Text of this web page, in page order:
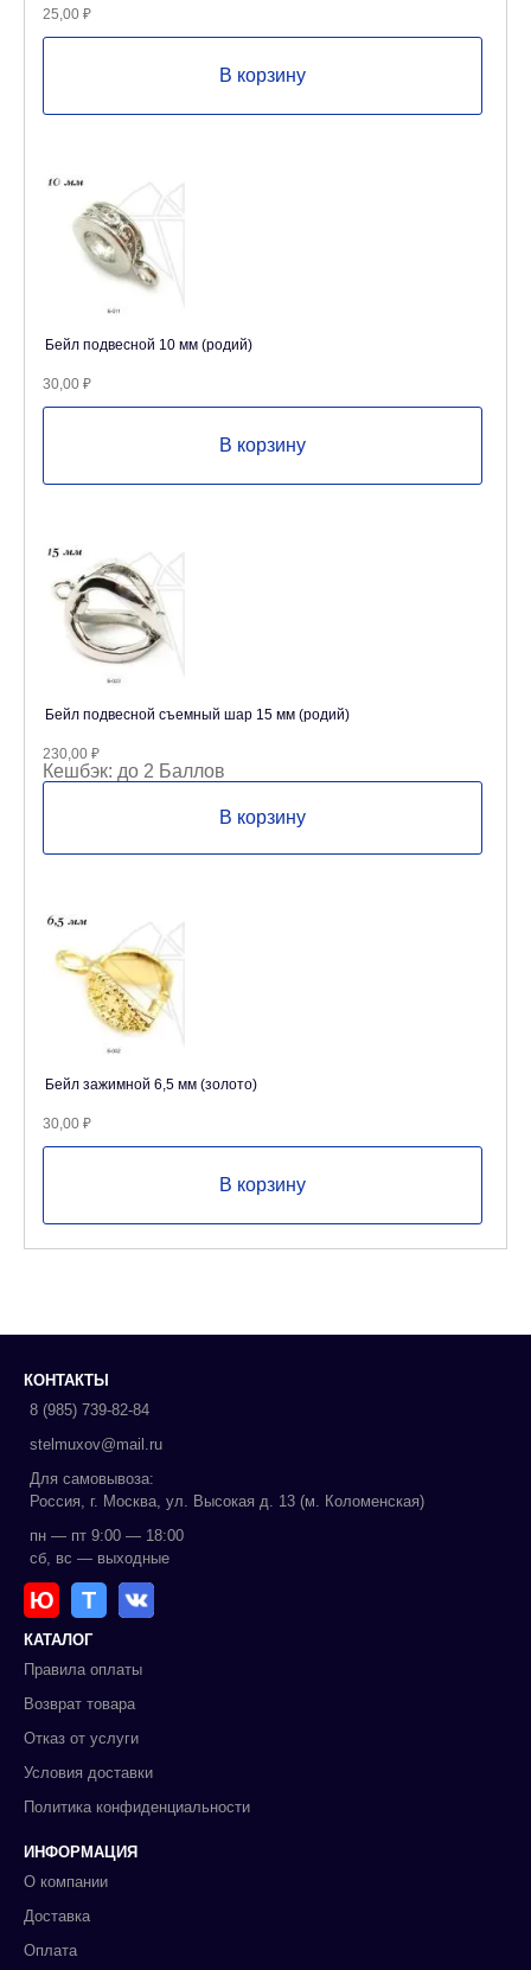
25,00 ₽
В корзину
Бейл подвесной 10 мм (родий)
30,00 ₽
В корзину
Бейл подвесной съемный шар 15 мм (родий)
230,00 ₽
Кешбэк: до 2 Баллов
В корзину
Бейл зажимной 6,5 мм (золото)
30,00 ₽
В корзину
КОНТАКТЫ
8 (985) 739-82-84
stelmuxov@mail.ru
Для самовывоза:
Россия, г. Москва, ул. Высокая д. 13 (м. Коломенская)
пн — пт 9:00 — 18:00
сб, вс — выходные
Ю Т
КАТАЛОГ
Правила оплаты
Возврат товара
Отказ от услуги
Условия доставки
Политика конфиденциальности
ИНФОРМАЦИЯ
О компании
Доставка
Оплата